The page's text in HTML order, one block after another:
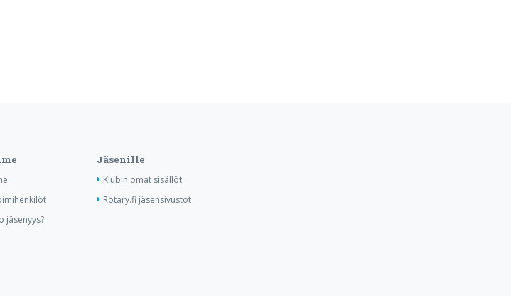
jäsenyys?
Jäsenille
Klubin omat sisällöt
Rotary.fi jäsensivustot